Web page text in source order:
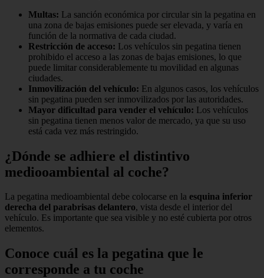
Multas: La sanción económica por circular sin la pegatina en
una zona de bajas emisiones puede ser elevada, y varía en
función de la normativa de cada ciudad.
Restricción de acceso: Los vehículos sin pegatina tienen
prohibido el acceso a las zonas de bajas emisiones, lo que
puede limitar considerablemente tu movilidad en algunas
ciudades.
Inmovilización del vehículo: En algunos casos, los vehículos
sin pegatina pueden ser inmovilizados por las autoridades.
Mayor dificultad para vender el vehículo: Los vehículos
sin pegatina tienen menos valor de mercado, ya que su uso
está cada vez más restringido.
¿Dónde se adhiere el distintivo
mediooambiental al coche?
La pegatina medioambiental debe colocarse en la esquina inferior
derecha del parabrisas delantero, vista desde el interior del
vehículo. Es importante que sea visible y no esté cubierta por otros
elementos.
Conoce cuál es la pegatina que le
corresponde a tu coche